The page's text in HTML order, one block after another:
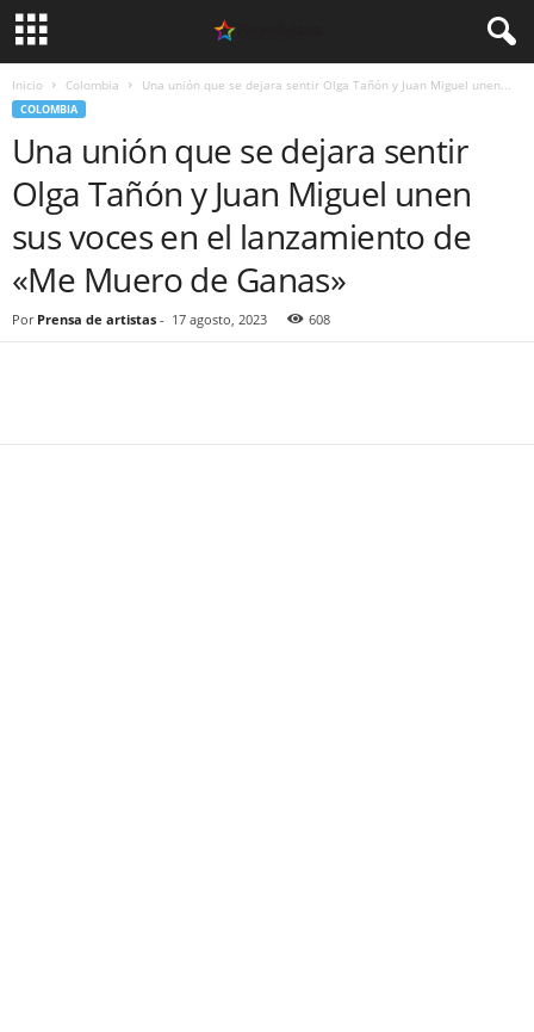
Inicio Colombia Una unión que se dejara sentir Olga Tañón y Juan Miguel unen...
COLOMBIA
Una unión que se dejara sentir
Olga Tañón y Juan Miguel unen
sus voces en el lanzamiento de
«Me Muero de Ganas»
Por Prensa de artistas - 17 agosto, 2023 608